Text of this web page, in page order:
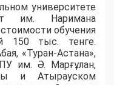
университете
им. Наримана
обучения
150 тыс. тенге.
«Туран-Астана»,
им. Ә. Марғұлан,
и Атырауском